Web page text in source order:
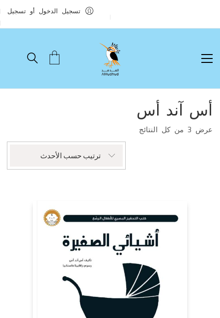
تسجيل الدخول أو تسجيل
أس آند أس
عرض ⁦3⁩ من كل النتائج
الفرز
الأحدث
ترتيب حسب الأحدث